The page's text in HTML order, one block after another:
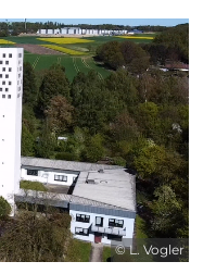
© L. Vogler